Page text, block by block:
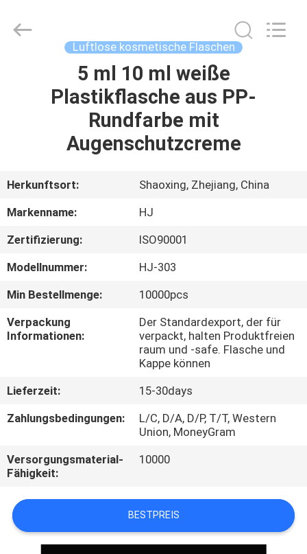
PRODUKTE
UNS
AUSFLUG
QUALITÄTSKONTROLLE
TRETEN
MIT
UNS
VERBINDUNG
FORDERN
SIE
Plastic
Luftlose kosmetische Flaschen
5 ml 10 ml weiße
Plastikflasche aus PP-
Rundfarbe mit
Augenschutzcreme
Herkunftsort:
Shaoxing, Zhejiang, China
Markenname:
HJ
Zertifizierung:
ISO90001
Modellnummer:
HJ-303
Min Bestellmenge:
10000pcs
Verpackung
Informationen:
Der Standardexport, der für
verpackt, halten Produktfreien
raum und -safe. Flasche und
Kappe können
Lieferzeit:
15-30days
Zahlungsbedingungen:
L/C, D/A, D/P, T/T, Western
Union, MoneyGram
Versorgungsmaterial-
Fähigkeit:
10000
BESTPREIS